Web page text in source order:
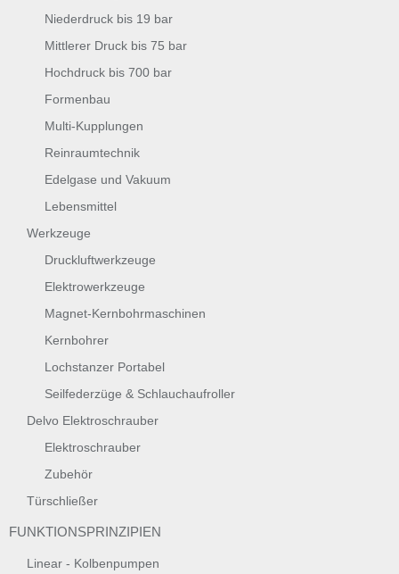
Niederdruck bis 19 bar
Mittlerer Druck bis 75 bar
Hochdruck bis 700 bar
Formenbau
Multi-Kupplungen
Reinraumtechnik
Edelgase und Vakuum
Lebensmittel
Werkzeuge
Druckluftwerkzeuge
Elektrowerkzeuge
Magnet-Kernbohrmaschinen
Kernbohrer
Lochstanzer Portabel
Seilfederzüge & Schlauchaufroller
Delvo Elektroschrauber
Elektroschrauber
Zubehör
Türschließer
FUNKTIONSPRINZIPIEN
Linear - Kolbenpumpen